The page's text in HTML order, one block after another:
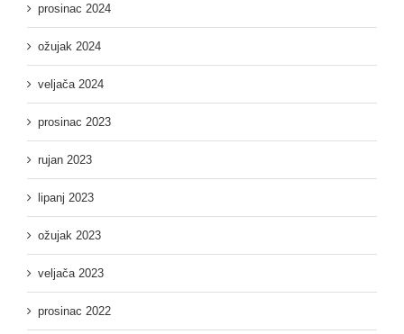
prosinac 2024
ožujak 2024
veljača 2024
prosinac 2023
rujan 2023
lipanj 2023
ožujak 2023
veljača 2023
prosinac 2022